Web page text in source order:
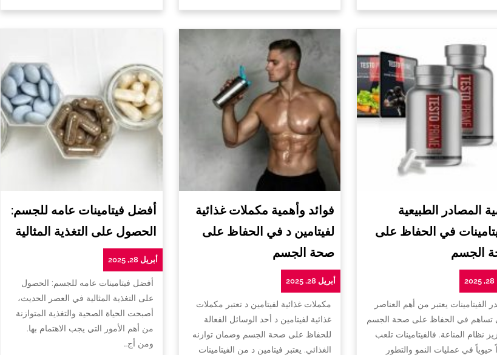
المصادر الطبيعية
في الحفاظ على
الجسم
الفيتامينات يعتبر من أهم العناصر
تساهم في الحفاظ على صحة الجسم
نظام المناعة. فالفيتامينات تلعب
حيوياً في عمليات النمو والتطور
فوائد وأهمية مكملات غذائية
لفيتامين د في الحفاظ على
صحة الجسم
أبريل 28, 2025
مكملات غذائية لفيتامين د تعتبر مكملات
غذائية لفيتامين د أحد الوسائل الفعالة
للحفاظ على صحة الجسم وضمان توازنه
الغذائي. يعتبر فيتامين د من الفيتامينات
أفضل فيتامينات عامه للجسم:
الحصول على التغذية المثالية
أبريل 28, 2025
أفضل فيتامينات عامه للجسم: الحصول
على التغذية المثالية في العصر الحديث،
أصبحت الحياة الصحية والتغذية المتوازنة
من أهم الأمور التي يجب الاهتمام بها.
ومن أج…